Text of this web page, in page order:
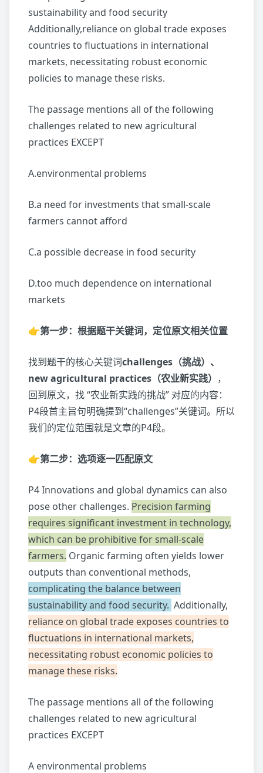
sustainability and food security
Additionally,reliance on global trade exposes
countries to fluctuations in international
markets, necessitating robust economic
policies to manage these risks.
The passage mentions all of the following
challenges related to new agricultural
practices EXCEPT
A.environmental problems
B.a need for investments that small-scale
farmers cannot afford
C.a possible decrease in food security
D.too much dependence on international
markets
👉第一步：根据题干关键词，定位原文相关位置
找到题干的核心关键词challenges（挑战）、
new agricultural practices（农业新实践） ，
回到原文，找 “农业新实践的挑战” 对应的内容：
P4段首主旨句明确提到“challenges”关键词。所以
我们的定位范围就是文章的P4段。
👉第二步：选项逐一匹配原文
P4 Innovations and global dynamics can also
pose other challenges. Precision farming
requires significant investment in technology,
which can be prohibitive for small-scale
farmers. Organic farming often yields lower
outputs than conventional methods,
complicating the balance between
sustainability and food security. Additionally,
reliance on global trade exposes countries to
fluctuations in international markets,
necessitating robust economic policies to
manage these risks.
The passage mentions all of the following
challenges related to new agricultural
practices EXCEPT
A environmental problems